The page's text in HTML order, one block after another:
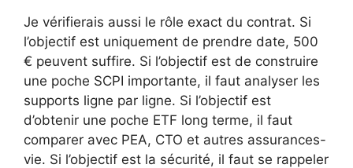
Je vérifierais aussi le rôle exact du contrat. Si
l’objectif est uniquement de prendre date, 500
€ peuvent suffire. Si l’objectif est de construire
une poche SCPI importante, il faut analyser les
supports ligne par ligne. Si l’objectif est
d’obtenir une poche ETF long terme, il faut
comparer avec PEA, CTO et autres assurances-
vie. Si l’objectif est la sécurité, il faut se rappeler